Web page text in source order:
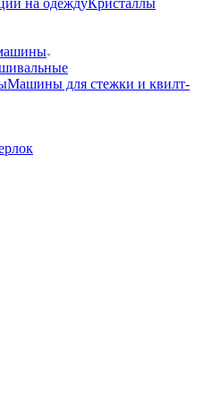
Машины для стежки и квилт-